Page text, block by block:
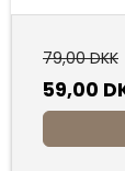
79,00 DKK
59,00